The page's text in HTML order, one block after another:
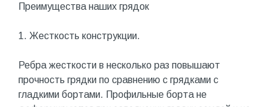
Преимущества наших грядок
1. Жесткость конструкции.
Ребра жесткости в несколько раз повышают
прочность грядки по сравнению с грядками с
гладкими бортами. Профильные борта не